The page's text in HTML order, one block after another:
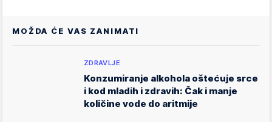
MOŽDA ĆE VAS ZANIMATI
ZDRAVLJE
Konzumiranje alkohola oštećuje srce
i kod mladih i zdravih: Čak i manje
količine vode do aritmije